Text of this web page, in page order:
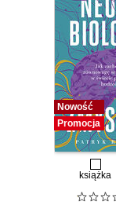
Nowość
Promocja
książka